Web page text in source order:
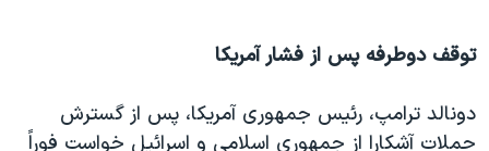
توقف دوطرفه پس از فشار آمریکا
دونالد ترامپ، رئیس‌ جمهوری آمریکا، پس از گسترش
حملات آشکارا از جمهوری اسلامی و اسرائیل خواست فوراً